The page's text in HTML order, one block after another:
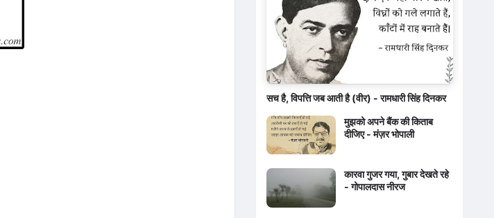
सच है, विपत्ति जब आती है (वीर) - रामधारी सिंह दिनकर
मुझको अपने बैंक की किताब
दीजिए - मंज़र भोपाली
कारवा गुजर गया, गुबार देखते रहे
- गोपालदास नीरज